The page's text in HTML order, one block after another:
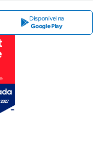
Disponível na
Google Play